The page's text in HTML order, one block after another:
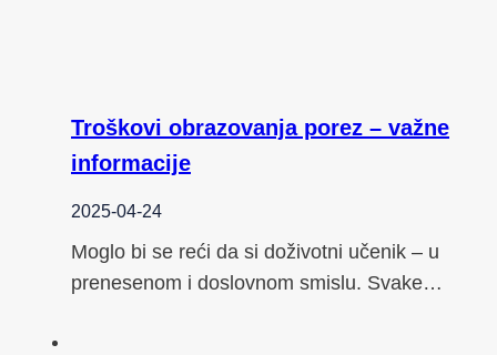
Troškovi obrazovanja porez – važne
informacije
2025-04-24
Moglo bi se reći da si doživotni učenik – u
prenesenom i doslovnom smislu. Svake…